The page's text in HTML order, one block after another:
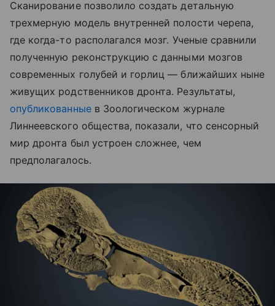
Сканирование позволило создать детальную
трехмерную модель внутренней полости черепа,
где когда-то располагался мозг. Ученые сравнили
полученную реконструкцию с данными мозгов
современных голубей и горлиц — ближайших ныне
живущих родственников дронта. Результаты,
опубликованныев Зоологическом журнале
Линнеевского общества, показали, что сенсорный
мир дронта был устроен сложнее, чем
предполагалось.